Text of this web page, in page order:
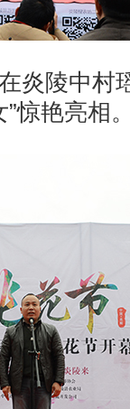
炎陵中村
”惊艳亮相